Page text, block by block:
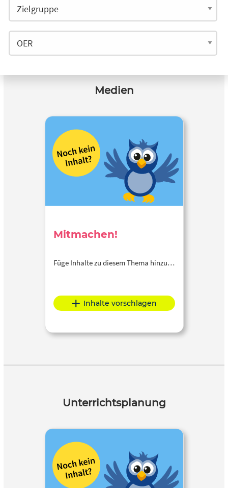
Medien
Mitmachen!
Füge Inhalte zu diesem Thema hinzu…
Inhalte vorschlagen
Unterrichtsplanung